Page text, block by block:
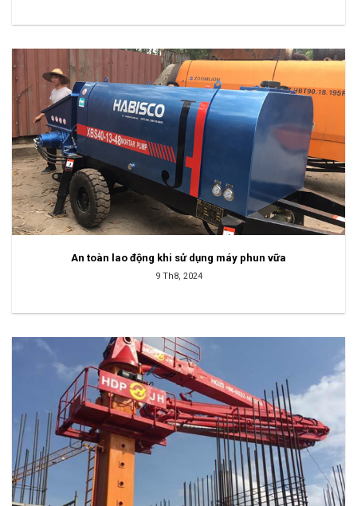
An toàn lao động khi sử dụng máy phun vữa
9 Th8, 2024